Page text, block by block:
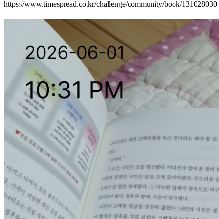
https://www.timespread.co.kr/challenge/community/book/131028030